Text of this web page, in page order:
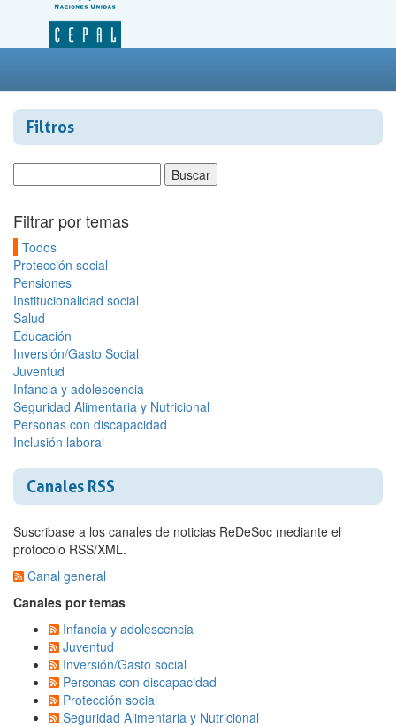
Filtros
Filtrar por temas
Todos
Protección social
Pensiones
Institucionalidad social
Salud
Educación
Inversión/Gasto Social
Juventud
Infancia y adolescencia
Seguridad Alimentaria y Nutricional
Personas con discapacidad
Inclusión laboral
Canales RSS
Suscribase a los canales de noticias ReDeSoc mediante el
protocolo RSS/XML.
Canal general
Canales por temas
Infancia y adolescencia
Juventud
Inversión/Gasto social
Personas con discapacidad
Protección social
Seguridad Alimentaria y Nutricional